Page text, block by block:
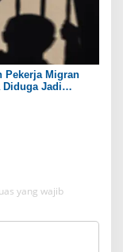
Pekerja Migran
Diduga Jadi
yang wajib